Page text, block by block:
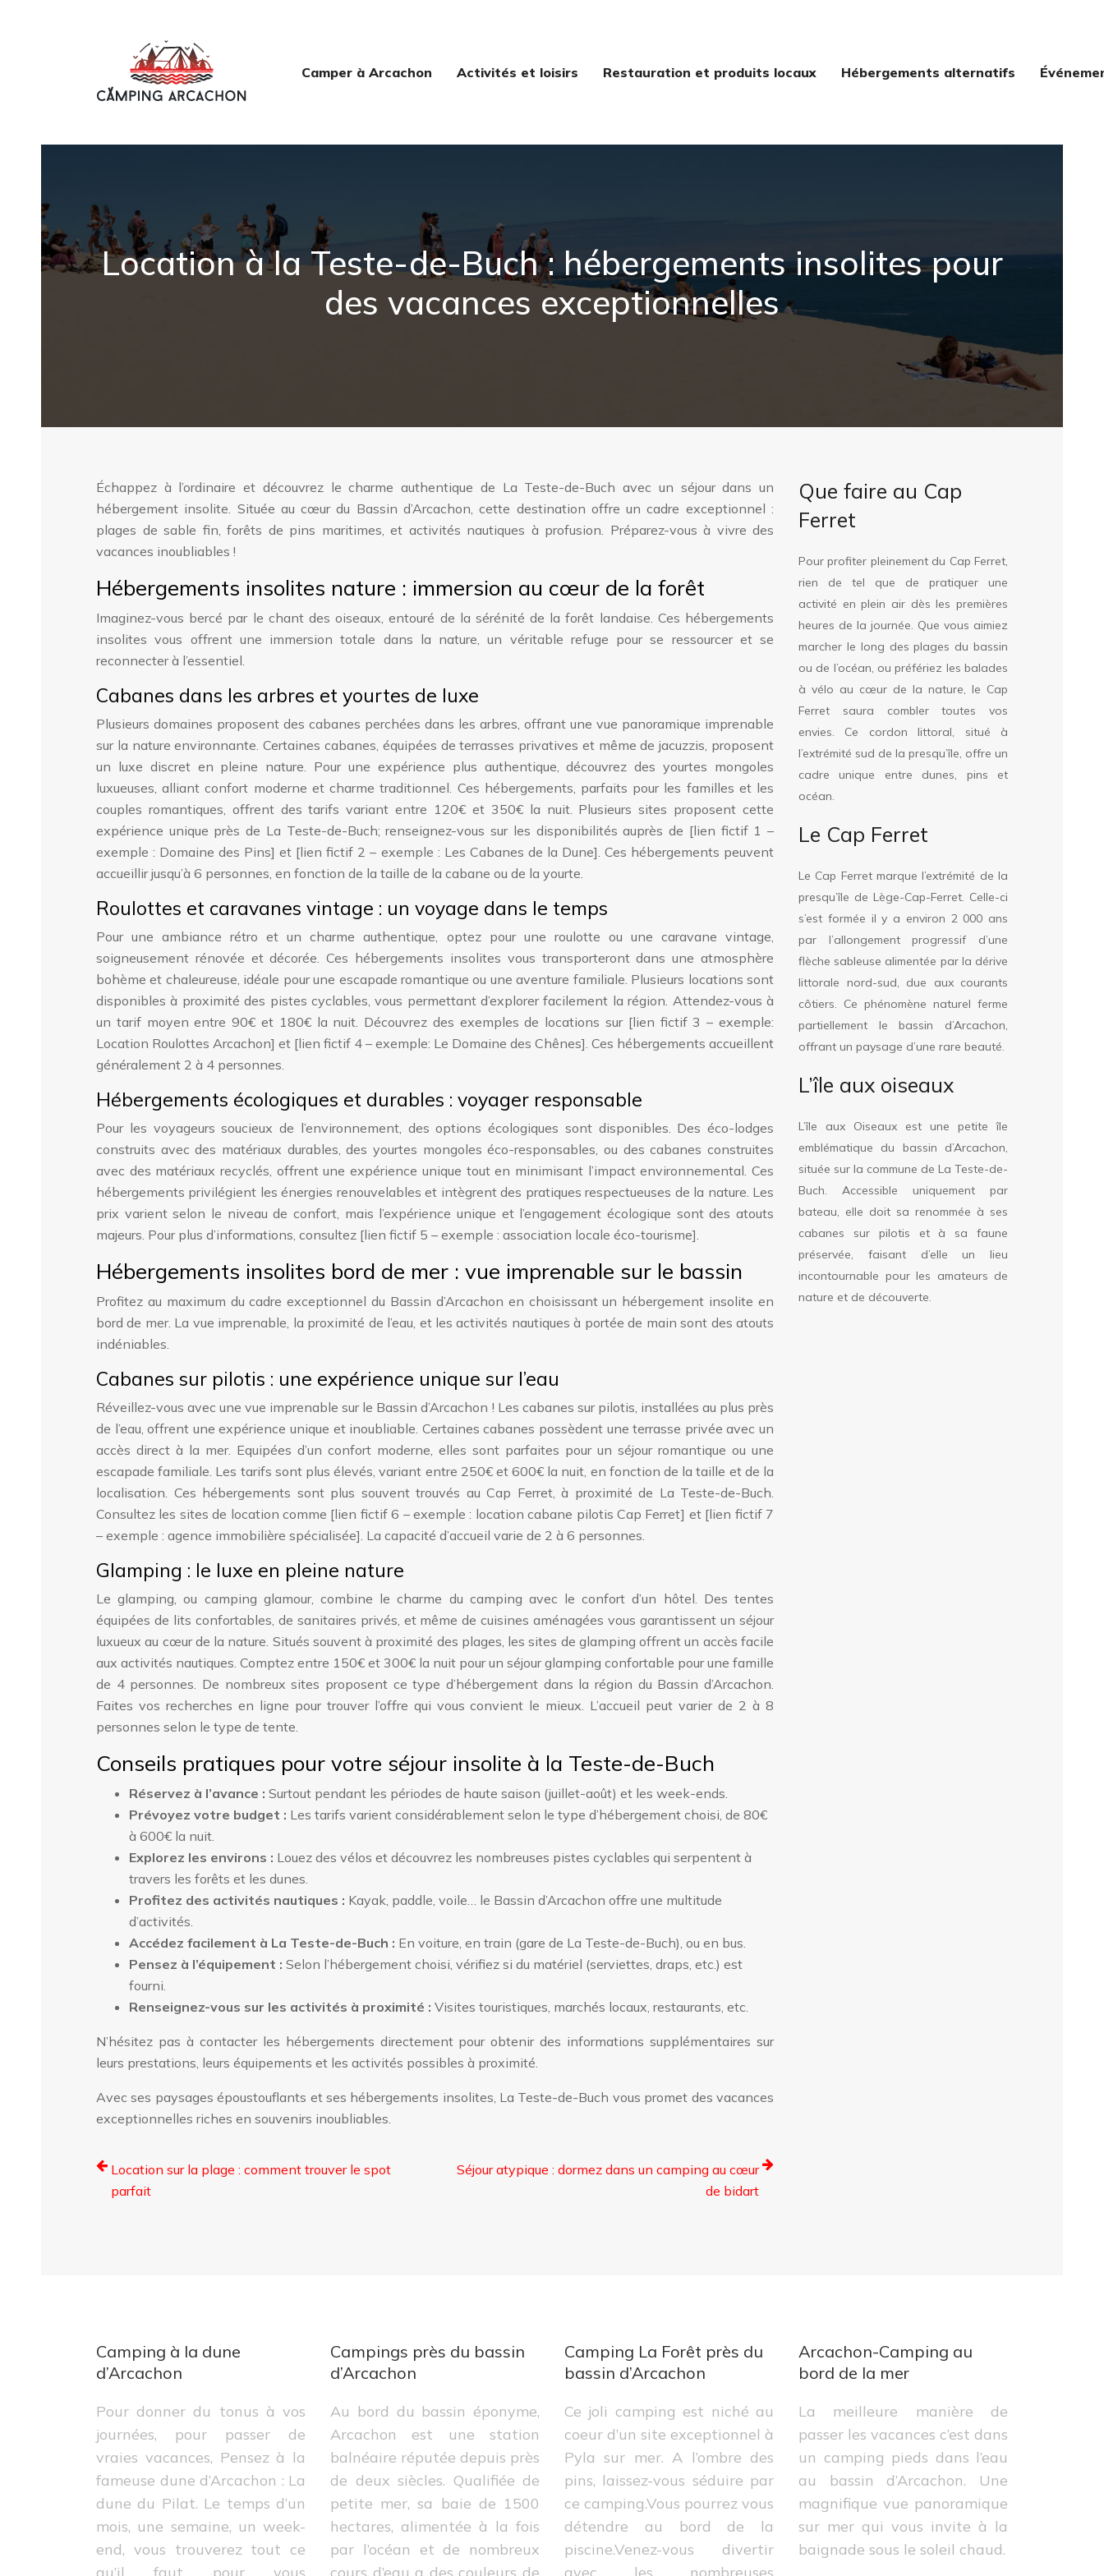
Camper à Arcachon Activités et loisirs Restauration et produits locaux Hébergements alternatifs
Location à la Teste-de-Buch : hébergements insolites pour
des vacances exceptionnelles
Échappez à l’ordinaire et découvrez le charme authentique de La Teste-de-Buch avec un séjour dans un
hébergement insolite. Située au cœur du Bassin d’Arcachon, cette destination offre un cadre exceptionnel :
plages de sable fin, forêts de pins maritimes, et activités nautiques à profusion. Préparez-vous à vivre des
vacances inoubliables !
Hébergements insolites nature : immersion au cœur de la forêt
Imaginez-vous bercé par le chant des oiseaux, entouré de la sérénité de la forêt landaise. Ces hébergements
insolites vous offrent une immersion totale dans la nature, un véritable refuge pour se ressourcer et se
reconnecter à l’essentiel.
Cabanes dans les arbres et yourtes de luxe
Plusieurs domaines proposent des cabanes perchées dans les arbres, offrant une vue panoramique imprenable
sur la nature environnante. Certaines cabanes, équipées de terrasses privatives et même de jacuzzis, proposent
un luxe discret en pleine nature. Pour une expérience plus authentique, découvrez des yourtes mongoles
luxueuses, alliant confort moderne et charme traditionnel. Ces hébergements, parfaits pour les familles et les
couples romantiques, offrent des tarifs variant entre 120€ et 350€ la nuit. Plusieurs sites proposent cette
expérience unique près de La Teste-de-Buch; renseignez-vous sur les disponibilités auprès de [lien fictif 1 –
exemple : Domaine des Pins] et [lien fictif 2 – exemple : Les Cabanes de la Dune]. Ces hébergements peuvent
accueillir jusqu’à 6 personnes, en fonction de la taille de la cabane ou de la yourte.
Roulottes et caravanes vintage : un voyage dans le temps
Pour une ambiance rétro et un charme authentique, optez pour une roulotte ou une caravane vintage,
soigneusement rénovée et décorée. Ces hébergements insolites vous transporteront dans une atmosphère
bohème et chaleureuse, idéale pour une escapade romantique ou une aventure familiale. Plusieurs locations sont
disponibles à proximité des pistes cyclables, vous permettant d’explorer facilement la région. Attendez-vous à
un tarif moyen entre 90€ et 180€ la nuit. Découvrez des exemples de locations sur [lien fictif 3 – exemple:
Location Roulottes Arcachon] et [lien fictif 4 – exemple: Le Domaine des Chênes]. Ces hébergements accueillent
généralement 2 à 4 personnes.
Hébergements écologiques et durables : voyager responsable
Pour les voyageurs soucieux de l’environnement, des options écologiques sont disponibles. Des éco-lodges
construits avec des matériaux durables, des yourtes mongoles éco-responsables, ou des cabanes construites
avec des matériaux recyclés, offrent une expérience unique tout en minimisant l’impact environnemental. Ces
hébergements privilégient les énergies renouvelables et intègrent des pratiques respectueuses de la nature. Les
prix varient selon le niveau de confort, mais l’expérience unique et l’engagement écologique sont des atouts
majeurs. Pour plus d’informations, consultez [lien fictif 5 – exemple : association locale éco-tourisme].
Hébergements insolites bord de mer : vue imprenable sur le bassin
Profitez au maximum du cadre exceptionnel du Bassin d’Arcachon en choisissant un hébergement insolite en
bord de mer. La vue imprenable, la proximité de l’eau, et les activités nautiques à portée de main sont des atouts
indéniables.
Cabanes sur pilotis : une expérience unique sur l’eau
Réveillez-vous avec une vue imprenable sur le Bassin d’Arcachon ! Les cabanes sur pilotis, installées au plus près
de l’eau, offrent une expérience unique et inoubliable. Certaines cabanes possèdent une terrasse privée avec un
accès direct à la mer. Equipées d’un confort moderne, elles sont parfaites pour un séjour romantique ou une
escapade familiale. Les tarifs sont plus élevés, variant entre 250€ et 600€ la nuit, en fonction de la taille et de la
localisation. Ces hébergements sont plus souvent trouvés au Cap Ferret, à proximité de La Teste-de-Buch.
Consultez les sites de location comme [lien fictif 6 – exemple : location cabane pilotis Cap Ferret] et [lien fictif 7
– exemple : agence immobilière spécialisée]. La capacité d’accueil varie de 2 à 6 personnes.
Glamping : le luxe en pleine nature
Le glamping, ou camping glamour, combine le charme du camping avec le confort d’un hôtel. Des tentes
équipées de lits confortables, de sanitaires privés, et même de cuisines aménagées vous garantissent un séjour
luxueux au cœur de la nature. Situés souvent à proximité des plages, les sites de glamping offrent un accès facile
aux activités nautiques. Comptez entre 150€ et 300€ la nuit pour un séjour glamping confortable pour une famille
de 4 personnes. De nombreux sites proposent ce type d’hébergement dans la région du Bassin d’Arcachon.
Faites vos recherches en ligne pour trouver l’offre qui vous convient le mieux. L’accueil peut varier de 2 à 8
personnes selon le type de tente.
Conseils pratiques pour votre séjour insolite à la Teste-de-Buch
Réservez à l’avance : Surtout pendant les périodes de haute saison (juillet-août) et les week-ends.
Prévoyez votre budget : Les tarifs varient considérablement selon le type d’hébergement choisi, de 80€
à 600€ la nuit.
Explorez les environs : Louez des vélos et découvrez les nombreuses pistes cyclables qui serpentent à
travers les forêts et les dunes.
Profitez des activités nautiques : Kayak, paddle, voile… le Bassin d’Arcachon offre une multitude
d’activités.
Accédez facilement à La Teste-de-Buch : En voiture, en train (gare de La Teste-de-Buch), ou en bus.
Pensez à l’équipement : Selon l’hébergement choisi, vérifiez si du matériel (serviettes, draps, etc.) est
fourni.
Renseignez-vous sur les activités à proximité : Visites touristiques, marchés locaux, restaurants, etc.
N’hésitez pas à contacter les hébergements directement pour obtenir des informations supplémentaires sur
leurs prestations, leurs équipements et les activités possibles à proximité.
Avec ses paysages époustouflants et ses hébergements insolites, La Teste-de-Buch vous promet des vacances
exceptionnelles riches en souvenirs inoubliables.
Location sur la plage : comment trouver le spot
parfait
Séjour atypique : dormez dans un camping au cœur
de bidart
Que faire au Cap
Ferret
Pour profiter pleinement du Cap Ferret,
rien de tel que de pratiquer une
activité en plein air dès les premières
heures de la journée. Que vous aimiez
marcher le long des plages du bassin
ou de l’océan, ou préfériez les balades
à vélo au cœur de la nature, le Cap
Ferret saura combler toutes vos
envies. Ce cordon littoral, situé à
l’extrémité sud de la presqu’île, offre un
cadre unique entre dunes, pins et
océan.
Le Cap Ferret
Le Cap Ferret marque l’extrémité de la
presqu’île de Lège-Cap-Ferret. Celle-ci
s’est formée il y a environ 2 000 ans
par l’allongement progressif d’une
flèche sableuse alimentée par la dérive
littorale nord-sud, due aux courants
côtiers. Ce phénomène naturel ferme
partiellement le bassin d’Arcachon,
offrant un paysage d’une rare beauté.
L’île aux oiseaux
L’île aux Oiseaux est une petite île
emblématique du bassin d’Arcachon,
située sur la commune de La Teste-de-
Buch. Accessible uniquement par
bateau, elle doit sa renommée à ses
cabanes sur pilotis et à sa faune
préservée, faisant d’elle un lieu
incontournable pour les amateurs de
nature et de découverte.
Camping à la dune
d’Arcachon
Pour donner du tonus à vos
journées, pour passer de
vraies vacances, Pensez à la
fameuse dune d’Arcachon : La
dune du Pilat. Le temps d’un
mois, une semaine, un week-
end, vous trouverez tout ce
Campings près du bassin
d’Arcachon
Au bord du bassin éponyme,
Arcachon est une station
balnéaire réputée depuis près
de deux siècles. Qualifiée de
petite mer, sa baie de 1500
hectares, alimentée à la fois
par l’océan et de nombreux
Camping La Forêt près du
bassin d’Arcachon
Ce joli camping est niché au
coeur d’un site exceptionnel à
Pyla sur mer. A l’ombre des
pins, laissez-vous séduire par
ce camping.Vous pourrez vous
détendre au bord de la
piscine.Venez-vous divertir
Arcachon-Camping au
bord de la mer
La meilleure manière de
passer les vacances c’est dans
un camping pieds dans l’eau
au bassin d’Arcachon. Une
magnifique vue panoramique
sur mer qui vous invite à la
baignade sous le soleil chaud.